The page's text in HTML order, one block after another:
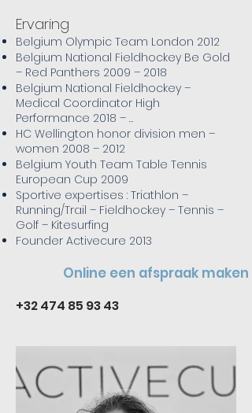
Ervaring
Belgium Olympic Team London 2012
Belgium National Fieldhockey Be Gold
– Red Panthers 2009 – 2018
Belgium National Fieldhockey –
Medical Coordinator High
Performance 2018 – …
HC Wellington honor division men –
women 2008 – 2012
Belgium Youth Team Table Tennis
European Cup 2009
Sportive expertises : Triathlon –
Running/Trail – Fieldhockey – Tennis –
Golf – Kitesurfing
Founder Activecure 2013
Online een afspraak maken
+32 474 85 93 43